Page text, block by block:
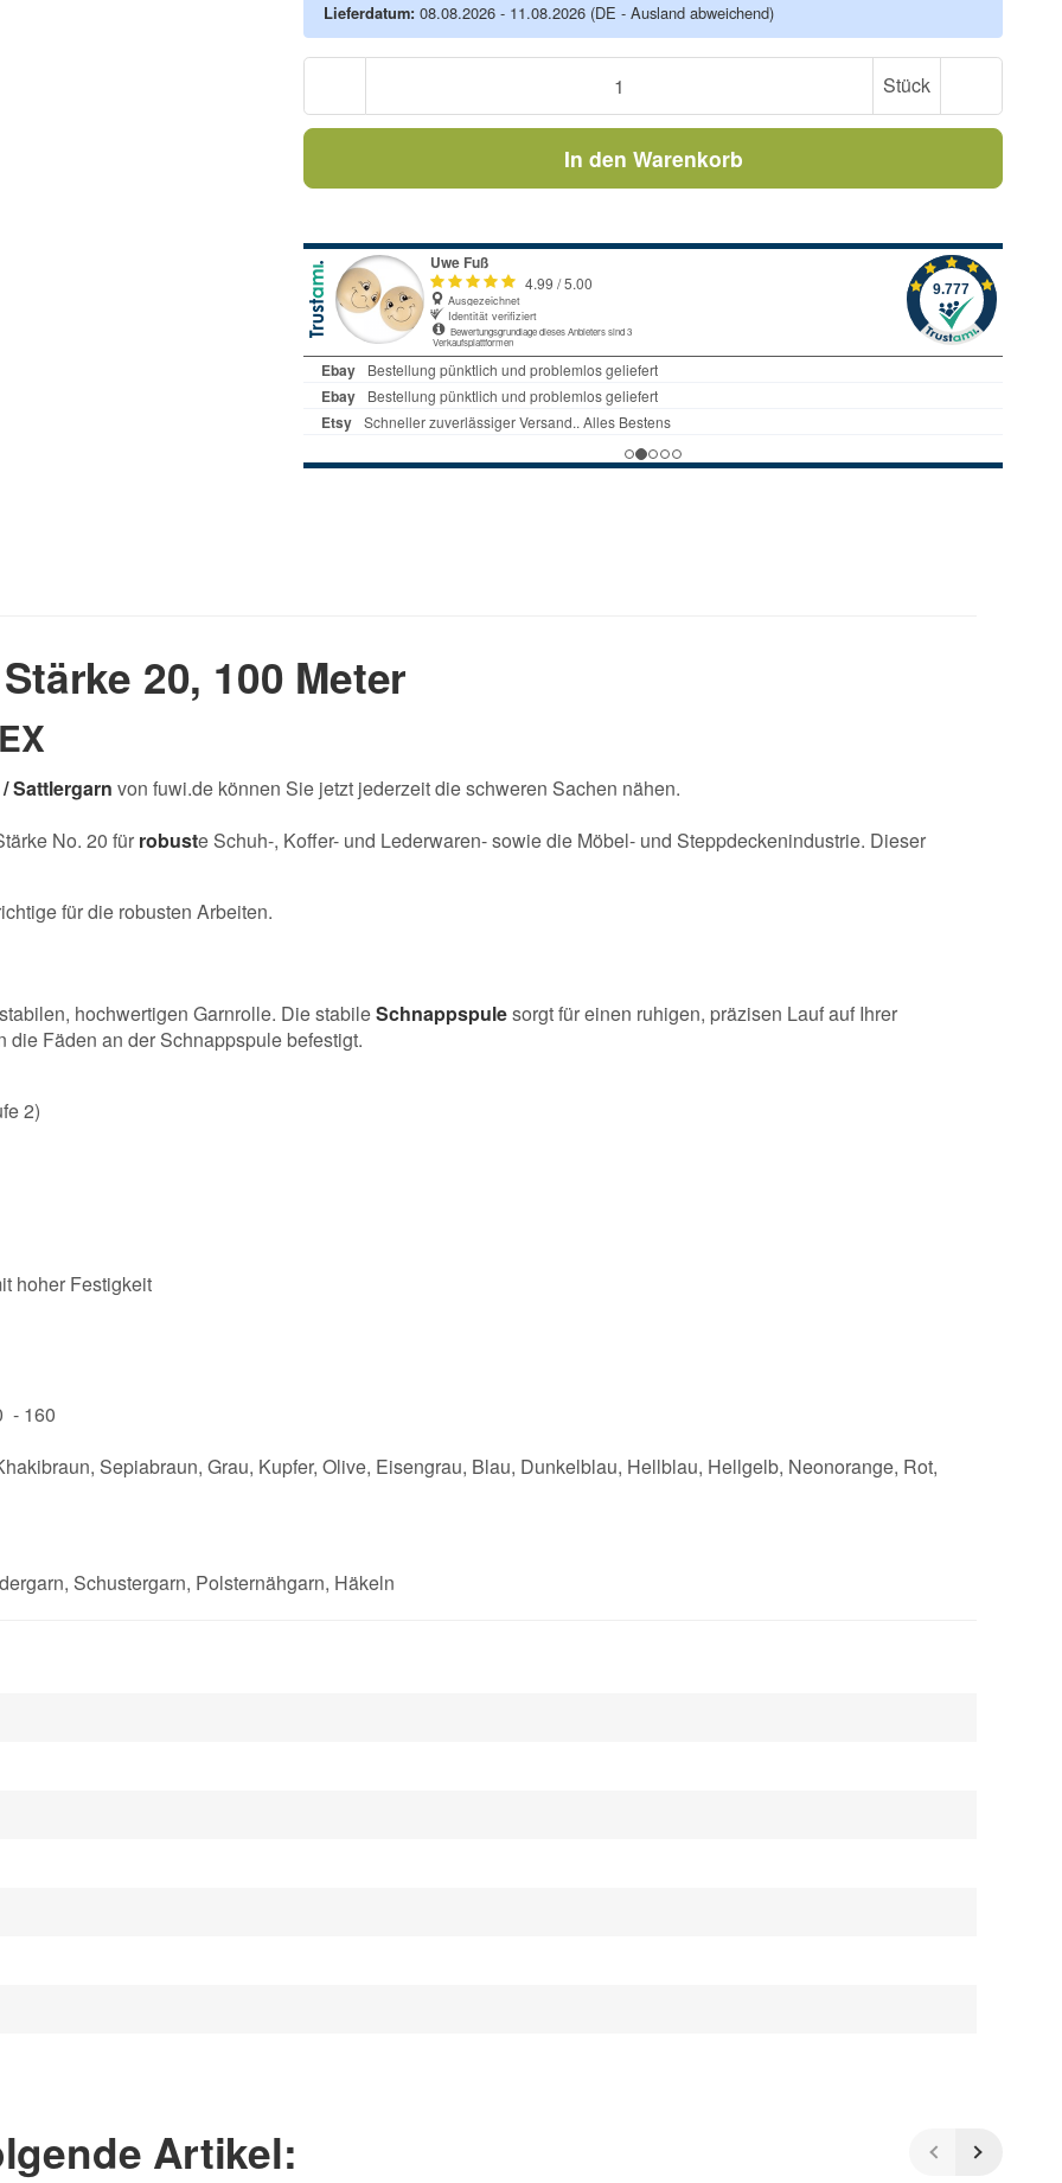
Lieferdatum: 08.08.2026 - 11.08.2026 (DE - Ausland abweichend)
Stück
In den Warenkorb
20, 100 Meter
Sattlergarn von fuwi.de können Sie jetzt jederzeit die schweren Sachen nähen.
No. 20 für robuste Schuh-, Koffer- und Lederwaren- sowie die Möbel- und Steppdeckenindustrie. Dieser
für die robusten Arbeiten.
hochwertigen Garnrolle. Die stabileSchnappspulesorgt für einen ruhigen, präzisen Lauf auf Ihrer
Fäden an der Schnappspule befestigt.
2)
hoher Festigkeit
- 160
Sepiabraun, Grau, Kupfer, Olive, Eisengrau, Blau, Dunkelblau, Hellblau, Hellgelb, Neonorange, Rot,
Schustergarn, Polsternähgarn, Häkeln
Artikel: